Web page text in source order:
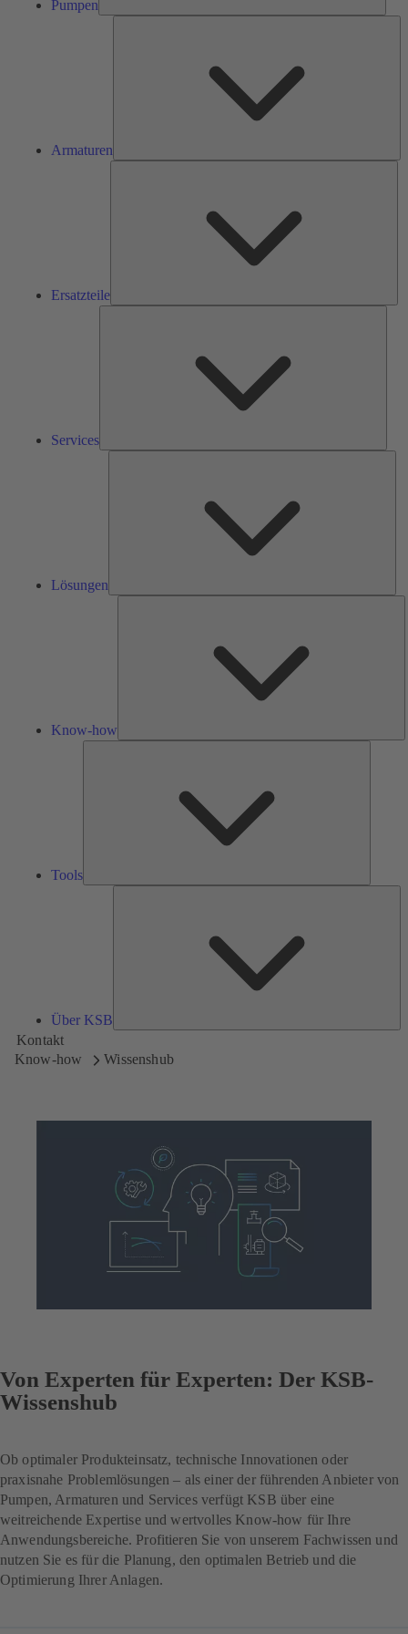
Pumpen
Armaturen
Ersatzteile
Services
Lösungen
Know-how
Tools
Über KSB
Kontakt
Know-how
Wissenshub
Von Experten für Experten: Der KSB-
Wissenshub
Ob optimaler Produkteinsatz, technische Innovationen oder
praxisnahe Problemlösungen – als einer der führenden Anbieter von
Pumpen, Armaturen und Services verfügt KSB über eine
weitreichende Expertise und wertvolles Know-how für Ihre
Anwendungsbereiche. Profitieren Sie von unserem Fachwissen und
nutzen Sie es für die Planung, den optimalen Betrieb und die
Optimierung Ihrer Anlagen.